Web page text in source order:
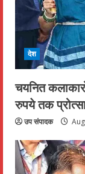
देश
चयनित
रुपये तक
उप संपादक